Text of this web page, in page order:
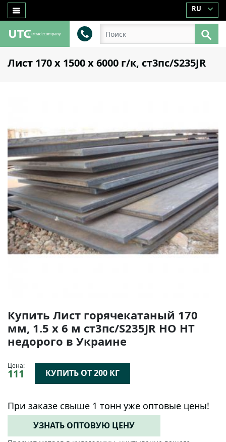
RU
Лист 170 х 1500 х 6000 г/к, ст3пс/S235JR
Купить Лист горячекатаный 170
мм, 1.5 х 6 м ст3пс/S235JR НО НТ
недорого в Украине
Цена:
111 КУПИТЬ ОТ 200 КГ
При заказе свыше 1 тонн уже оптовые цены!
УЗНАТЬ ОПТОВУЮ ЦЕНУ